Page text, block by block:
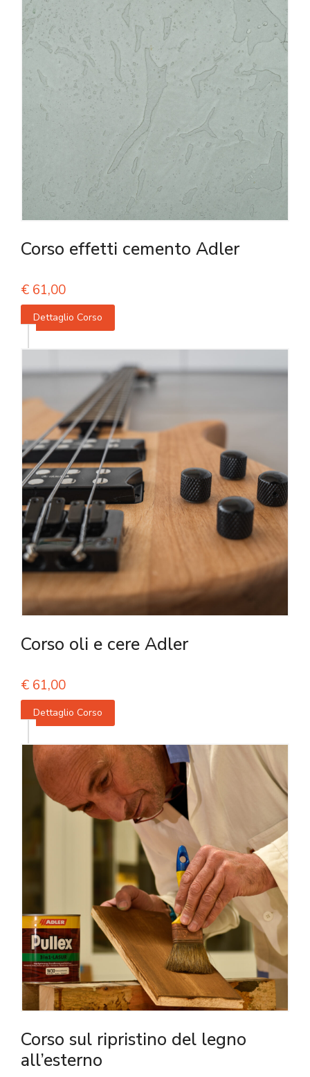
Corso effetti cemento Adler
€ 61,00
Dettaglio Corso
Corso oli e cere Adler
€ 61,00
Dettaglio Corso
Corso sul ripristino del legno
all’esterno